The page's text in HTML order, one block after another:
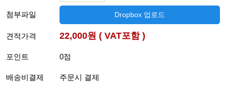
첨부파일 Dropbox 업로드
견적가격 22,000원 ( VAT포함 )
포인트 0점
배송비결제 주문시 결제